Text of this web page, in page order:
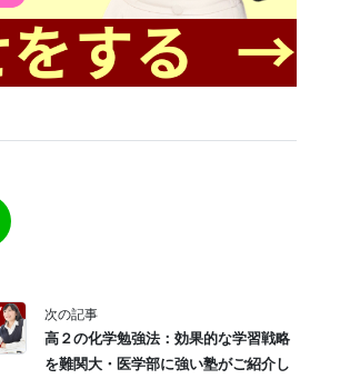
次の記事
高２の化学勉強法：効果的な学習戦略
を難関大・医学部に強い塾がご紹介し